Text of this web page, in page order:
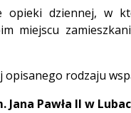
dziennej, w
miejscu
rodzaju
Pawła II w